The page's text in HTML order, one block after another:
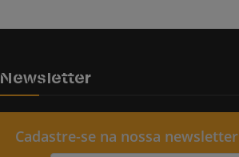
Newsletter
Cadastre-se na nossa newsletter